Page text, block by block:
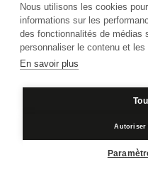
de
P.IVA IT01109860930 - Cod.
Nous utilisons les cookies
informations sur les
des fonctionnalités de médias
personnaliser le contenu et les
En savoir plus
Autoriser